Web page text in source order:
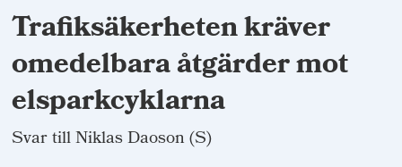
Trafiksäkerheten kräver
omedelbara åtgärder mot
elsparkcyklarna
Svar till Niklas Daoson (S)